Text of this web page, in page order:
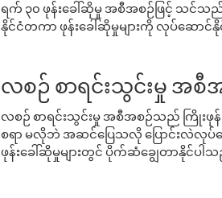
ရက် ၃၀ ဖုန်းခေါ်ဆိုမှု အစီအစဉ်ဖြင့် သင်သ
နိုင်ငံတကာ ဖုန်းခေါ်ဆိုမှုများကို လုပ်ဆောင်
လစဉ် စာရင်းသွင်းမှု အစီအ
လစဉ် စာရင်းသွင်းမှု အစီအစဉ်သည် ကြိုးဖုန်
စရာ မလိုဘဲ အဆင်ပြေသလို ပြောင်းလဲလုပ်
ဖုန်းခေါ်ဆိုမှုများတွင် ပိုက်ဆံချွေတာနိုင်ပါ